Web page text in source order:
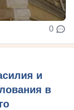
0
и
в